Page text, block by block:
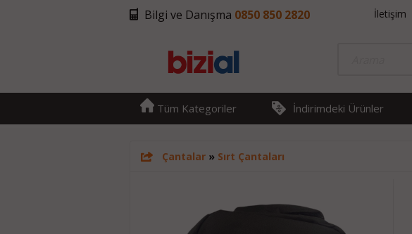
Bilgi ve Danışma 0850 850 2820 İletişim
Tüm Kategoriler İndirimdeki Ürünler
Çantalar» Sırt Çantaları